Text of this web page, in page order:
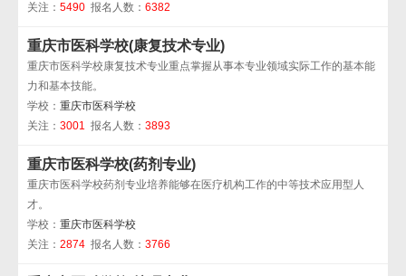
关注： 5490 报名人数： 6382
重庆市医科学校(康复技术专业)
重庆市医科学校康复技术专业重点掌握从事本专业领域实际工作的基本能
力和基本技能。
学校： 重庆市医科学校
关注： 3001 报名人数： 3893
重庆市医科学校(药剂专业)
重庆市医科学校药剂专业培养能够在医疗机构工作的中等技术应用型人
才。
学校： 重庆市医科学校
关注： 2874 报名人数： 3766